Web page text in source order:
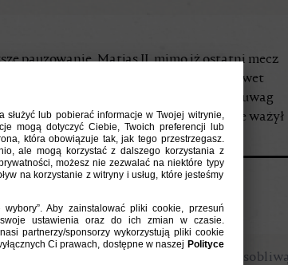
pauzowanie. Matjas II, mimo iż ostatni mecz
formę. Wszystko szło składnie, a nawet
napastnik Pogoni skorzystał z uwag
polu karnym, bez względu na ustawienie ważył
R.
stadionie Pogoni mieli swoją dość